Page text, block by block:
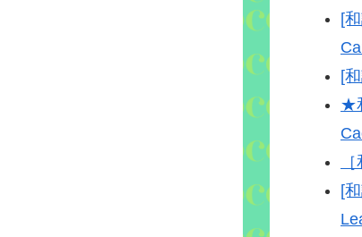
[
[
★
[